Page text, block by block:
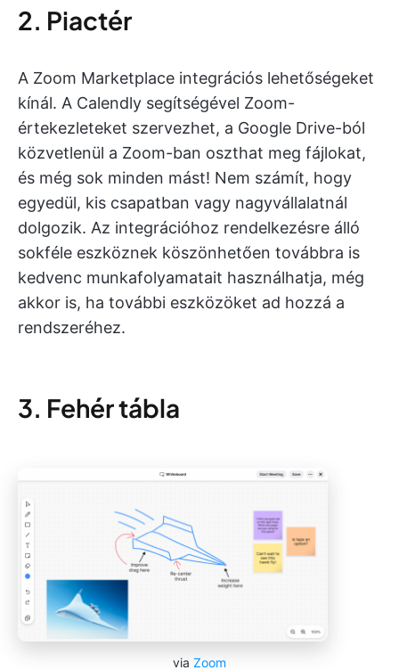
2. Piactér
A Zoom Marketplace integrációs lehetőségeket
kínál. A Calendly segítségével Zoom-
értekezleteket szervezhet, a Google Drive-ból
közvetlenül a Zoom-ban oszthat meg fájlokat,
és még sok minden mást! Nem számít, hogy
egyedül, kis csapatban vagy nagyvállalatnál
dolgozik. Az integrációhoz rendelkezésre álló
sokféle eszköznek köszönhetően továbbra is
kedvenc munkafolyamatait használhatja, még
akkor is, ha további eszközöket ad hozzá a
rendszeréhez.
3. Fehér tábla
via Zoom